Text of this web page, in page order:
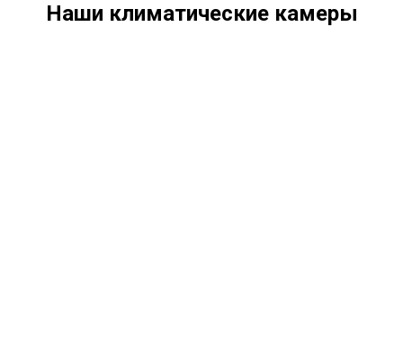
Наши климатические камеры